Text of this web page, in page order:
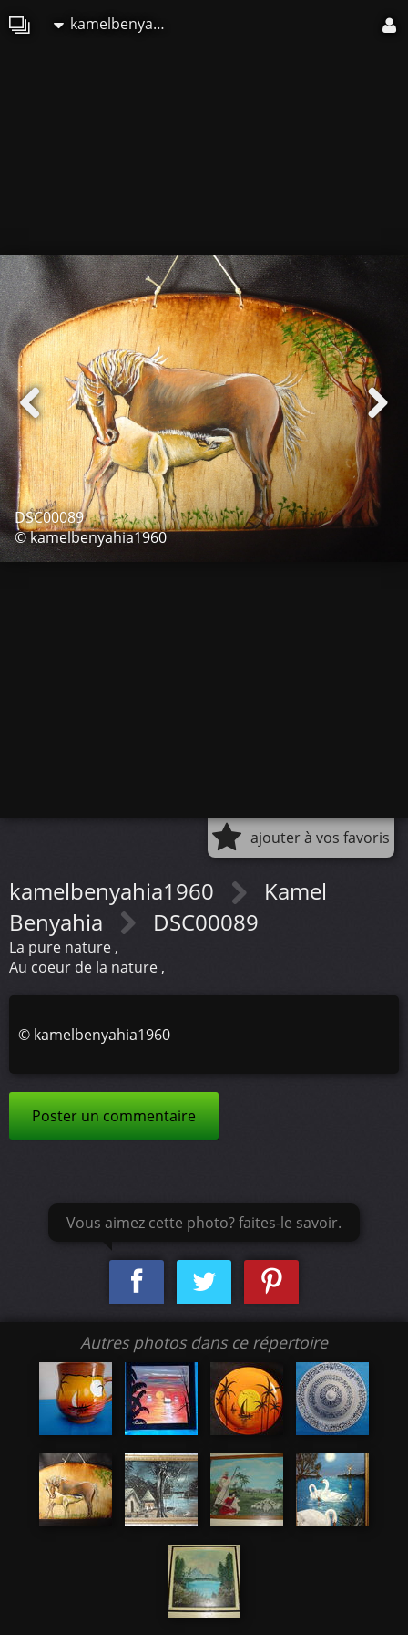
kamelbenyahia1960
DSC00089
© kamelbenyahia1960
ajouter à vos favoris
kamelbenyahia1960
Kamel
Benyahia
DSC00089
La pure nature ,
Au coeur de la nature ,
© kamelbenyahia1960
Poster un commentaire
Vous aimez cette photo? faites-le savoir.
Autres photos dans ce répertoire